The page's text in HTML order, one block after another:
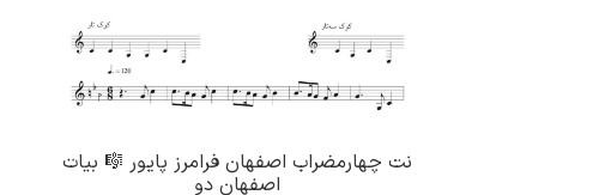
نت چهارمضراب اصفهان فرامرز پایور 🎼 بیات
اصفهان دو